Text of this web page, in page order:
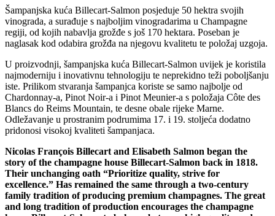
Šampanjska kuća Billecart-Salmon posjeduje 50 hektra svojih
vinograda, a surađuje s najboljim vinogradarima u Champagne
regiji, od kojih nabavlja grožđe s još 170 hektara. Poseban je
naglasak kod odabira grožđa na njegovu kvalitetu te položaj uzgoja.
U proizvodnji, šampanjska kuća Billecart-Salmon uvijek je koristila
najmoderniju i inovativnu tehnologiju te neprekidno teži poboljšanju
iste. Prilikom stvaranja šampanjca koriste se samo najbolje od
Chardonnay-a, Pinot Noir-a i Pinot Meunier-a s položaja Côte des
Blancs do Reims Mountain, te desne obale rijeke Marne.
Odležavanje u prostranim podrumima 17. i 19. stoljeća dodatno
pridonosi visokoj kvaliteti šampanjaca.
Nicolas François Billecart and Elisabeth Salmon began the
story of the champagne house Billecart-Salmon back in 1818.
Their unchanging oath “Prioritize quality, strive for
excellence.” Has remained the same through a two-century
family tradition of producing premium champagnes. The great
and long tradition of production encourages the champagne